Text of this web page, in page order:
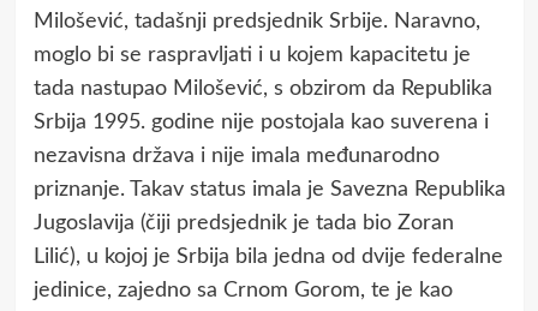
Milošević, tadašnji predsjednik Srbije. Naravno,
moglo bi se raspravljati i u kojem kapacitetu je
tada nastupao Milošević, s obzirom da Republika
Srbija 1995. godine nije postojala kao suverena i
nezavisna država i nije imala međunarodno
priznanje. Takav status imala je Savezna Republika
Jugoslavija (čiji predsjednik je tada bio Zoran
Lilić), u kojoj je Srbija bila jedna od dvije federalne
jedinice, zajedno sa Crnom Gorom, te je kao